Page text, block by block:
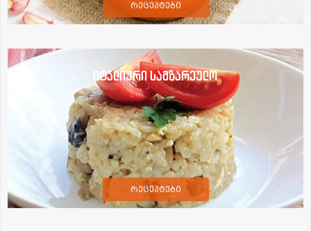
რეცეპტები
იტალიური სამზარეულო
რეცეპტები